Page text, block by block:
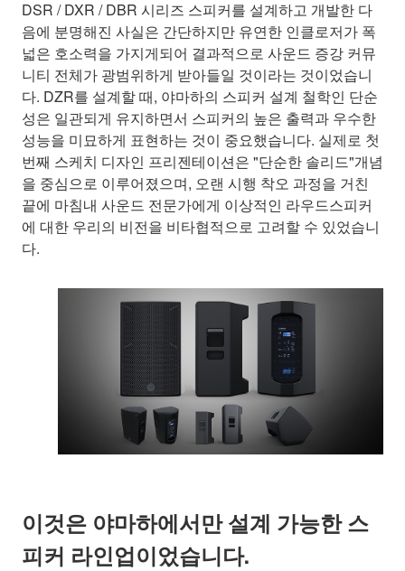
DSR / DXR / DBR 시리즈 스피커를 설계하고 개발한 다
음에 분명해진 사실은 간단하지만 유연한 인클로저가 폭
넓은 호소력을 가지게되어 결과적으로 사운드 증강 커뮤
니티 전체가 광범위하게 받아들일 것이라는 것이었습니
다. DZR를 설계할 때, 야마하의 스피커 설계 철학인 단순
성은 일관되게 유지하면서 스피커의 높은 출력과 우수한
성능을 미묘하게 표현하는 것이 중요했습니다. 실제로 첫
번째 스케치 디자인 프리젠테이션은 "단순한 솔리드"개념
을 중심으로 이루어졌으며, 오랜 시행 착오 과정을 거친
끝에 마침내 사운드 전문가에게 이상적인 라우드스피커
에 대한 우리의 비전을 비타협적으로 고려할 수 있었습니
다.
이것은 야마하에서만 설계 가능한 스
피커 라인업이었습니다.